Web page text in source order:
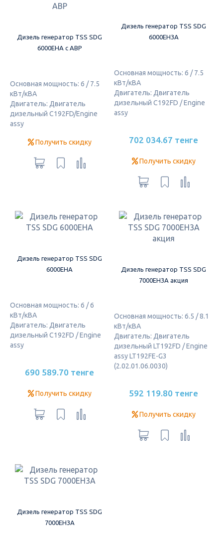
Дизель генератор TSS SDG
6000EHA с АВР
Основная мощность: 6 / 7.5
кВт/кВА
Двигатель: Двигатель
дизельный C192FD/Engine
assy
Получить скидку
Дизель генератор TSS SDG
6000EH3A
Основная мощность: 6 / 7.5
кВт/кВА
Двигатель: Двигатель
дизельный C192FD / Engine
assy
702 034.67 тенге
Получить скидку
Дизель генератор TSS SDG
6000EHA
Основная мощность: 6 / 6
кВт/кВА
Двигатель: Двигатель
дизельный C192FD / Engine
assy
690 589.70 тенге
Получить скидку
Дизель генератор TSS SDG
7000EH3A акция
Основная мощность: 6.5 / 8.1
кВт/кВА
Двигатель: Двигатель
дизельный LT192FD / Engine
assy LT192FE-G3
(2.02.01.06.0030)
592 119.80 тенге
Получить скидку
Дизель генератор TSS SDG
7000EH3A